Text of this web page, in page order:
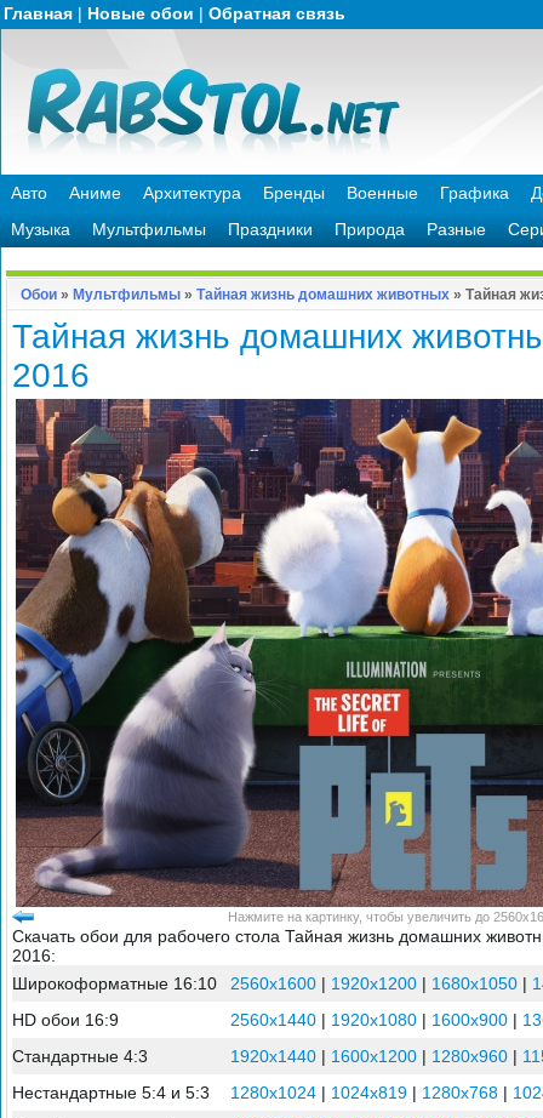
Главная | Новые обои | Обратная связь
Авто Аниме Архитектура Бренды Военные Графика
Музыка
Мультфильмы Праздники Природа Разные
Обои » Мультфильмы » Тайная жизнь домашних животных » Тайная
Тайная жизнь домашних
2016
Нажмите на картинку, чтобы увеличить до
Скачать обои для рабочего стола Тайная жизнь домашних
2016:
Широкоформатные 16:10
2560x1600 | 1920x1200 | 1680x1050 |
HD обои 16:9
2560x1440 | 1920x1080 | 1600x900 |
Стандартные 4:3
1920x1440 | 1600x1200 | 1280x960 |
Нестандартные 5:4 и 5:3
1280x1024 | 1024x819 | 1280x768 |